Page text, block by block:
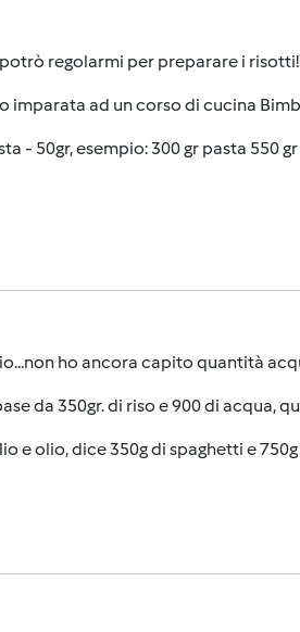
regolarmi per preparare i
imparata ad un corso di cucina
- 50gr, esempio: 300 gr pasta 550
ho ancora capito quantità
da 350gr. di riso e 900 di acqua,
e olio, dice 350g di spaghetti e